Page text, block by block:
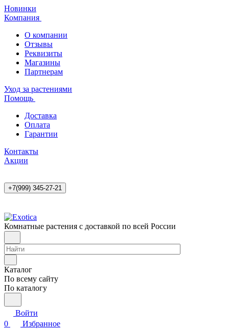
Новинки
Компания
О компании
Отзывы
Реквизиты
Магазины
Партнерам
Уход за растениями
Помощь
Доставка
Оплата
Гарантии
Контакты
Акции
+7(999) 345-27-21
Комнатные растения с доставкой по всей России
Каталог
По всему сайту
По каталогу
Войти
0
Избранное